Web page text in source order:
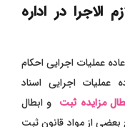
الاجرا در اداره
اعاده عملیات اجرایی احکام
اجرایی اسناد
مزایده ثبت و ابطال
ماده ۷ قانون اصلاح بعضی از مواد قانون ثبت